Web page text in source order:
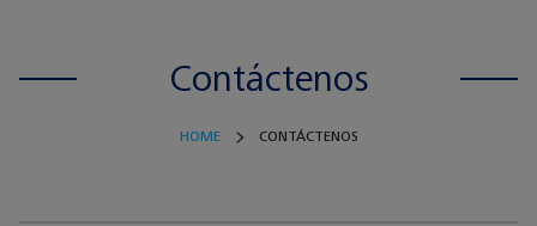
Contáctenos
HOME CONTÁCTENOS